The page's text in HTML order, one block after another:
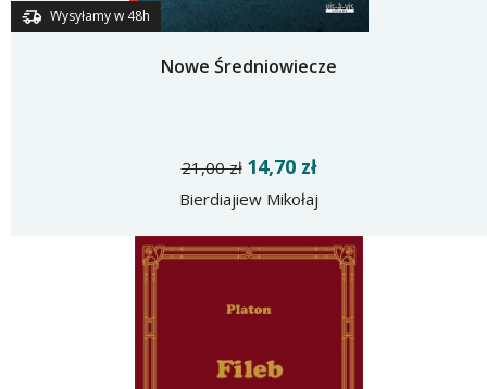
Wysyłamy w 48h
Nowe Średniowiecze
21,00 zł 14,70 zł
Bierdiajiew Mikołaj